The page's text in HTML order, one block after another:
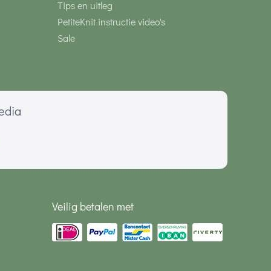
Tips en uitleg
PetiteKnit instructie video's
Sale
Veilig betalen met